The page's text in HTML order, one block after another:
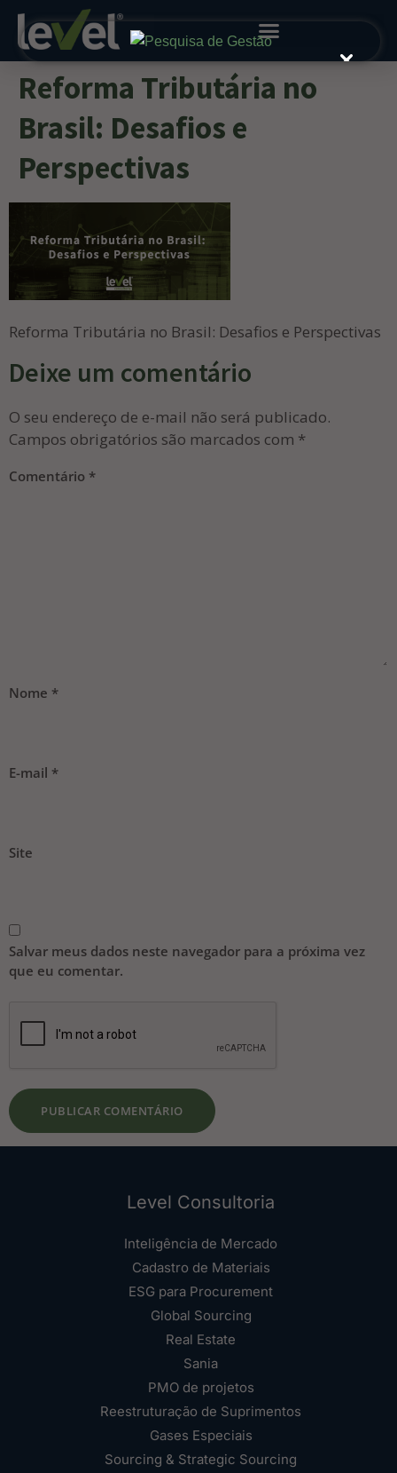
Reforma Tributária no
Brasil: Desafios e
Perspectivas
Reforma Tributária no Brasil: Desafios e Perspectivas
Deixe um comentário
O seu endereço de e-mail não será publicado.
Campos obrigatórios são marcados com *
Comentário *
Nome *
E-mail *
Site
Salvar meus dados neste navegador para a próxima vez
que eu comentar.
Level Consultoria
Inteligência de Mercado
Cadastro de Materiais
ESG para Procurement
Global Sourcing
Real Estate
Sania
PMO de projetos
Reestruturação de Suprimentos
Gases Especiais
Sourcing & Strategic Sourcing